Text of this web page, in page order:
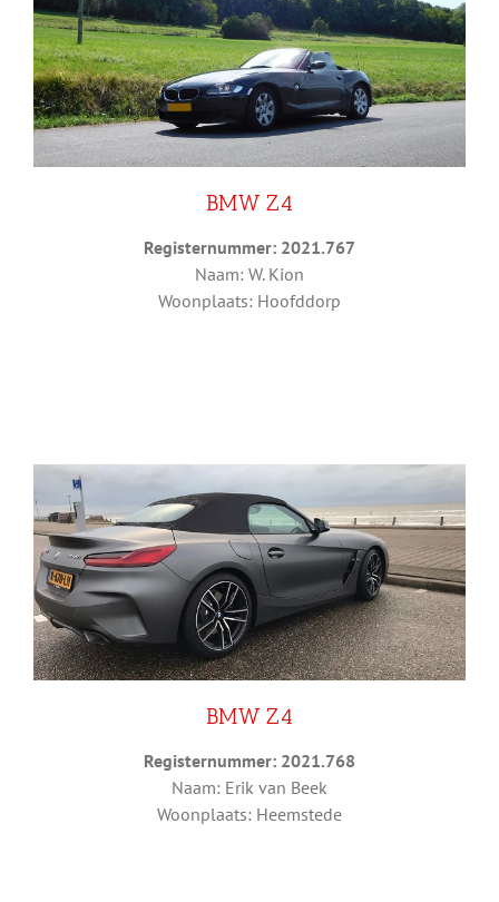
BMW Z4
Registernummer: 2021.767
Naam: W. Kion
Woonplaats: Hoofddorp
BMW Z4
Registernummer: 2021.768
Naam: Erik van Beek
Woonplaats: Heemstede